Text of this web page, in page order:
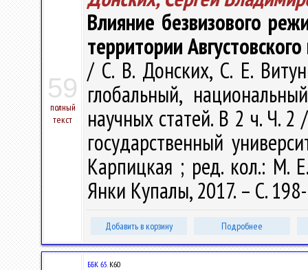
59
полный
текст
Влияние безвизового
территории
/ С. В. Донских, С. Е.
глобальный,
научных статей. В 2 ч. Ч.
государственный
Карпицкая ; ред. кол.: М.
Янки Купалы, 2017. – С.
Добавить в корзину Подробнее
ББК 65.К60